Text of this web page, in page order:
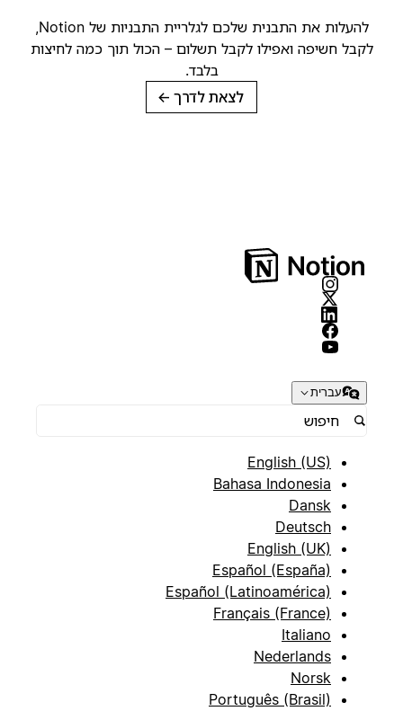
להעלות את התבנית שלכם לגלריית התבניות של Notion,
לקבל חשיפה ואפילו לקבל תשלום – הכול תוך כמה לחיצות
בלבד.
לצאת לדרך→
עברית
English (US)
Bahasa Indonesia
Dansk
Deutsch
English (UK)
Español (España)
Español (Latinoamérica)
Français (France)
Italiano
Nederlands
Norsk
Português (Brasil)